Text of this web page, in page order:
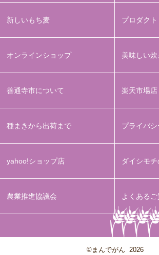
新しいもち麦 プロダクト
オンラインショップ 美味しい
善通寺市について 楽天市場店
種まきから出荷まで プライバ
yahoo!ショップ店 ダイシモ
農業推進協議会 よくあるご
©まんでがん 2026